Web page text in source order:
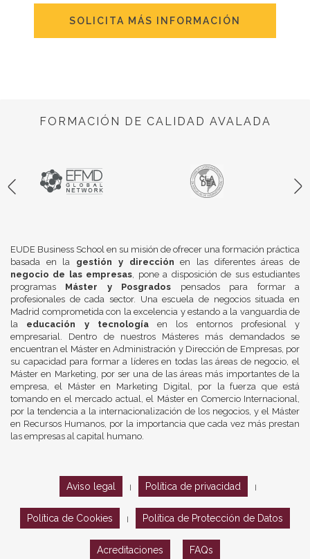
SOLICITA MÁS INFORMACIÓN
FORMACIÓN DE CALIDAD AVALADA
EUDE Business School en su misión de ofrecer una formación práctica
basada en la gestión y dirección en las diferentes áreas de
negocio de las empresas , pone a disposición de sus estudiantes
programas Máster y Posgrados pensados para formar a
profesionales de cada sector. Una escuela de negocios situada en
Madrid comprometida con la excelencia y estando a la vanguardia de
la educación y tecnologíaen los entornos profesional y
empresarial. Dentro de nuestros Másteres más demandados se
encuentran el Máster en Administración y Dirección de Empresas, por
su capacidad para formar a líderes en todas las áreas de negocio, el
Máster en Marketing, por ser una de las áreas más importantes de la
empresa, el Máster en Marketing Digital, por la fuerza que está
tomando en el mercado actual, el Máster en Comercio Internacional,
por la tendencia a la internacionalización de los negocios, y el Máster
en Recursos Humanos, por la importancia que cada vez más prestan
las empresas al capital humano.
Aviso legal Política de privacidad
Política de Cookies Política de Protección de Datos
Acreditaciones FAQs